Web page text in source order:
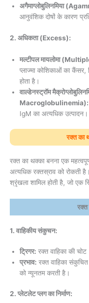
अगैमाग्लोबुलिनमिया
आनुवंशिक दोषों के कारण
2. अधिकता (Excess):
मल्टीपल मायलोमा
प्लाज्मा कोशिकाओं का कैंसर,
होता है।
वाल्डेनस्ट्रॉम
Macroglobulinemia):
IgM का अत्यधिक उत्पादन।
रक्त का
रक्त का थक्का बनना एक
अत्यधिक रक्तस्राव को रोकती
श्रृंखला शामिल होती है, जो एक
1. वाहिकीय संकुचन:
ट्रिगर: रक्त वाहिका की चोट
प्रभाव: रक्त वाहिका
को न्यूनतम करती है।
2. प्लेटलेट प्लग का निर्माण: